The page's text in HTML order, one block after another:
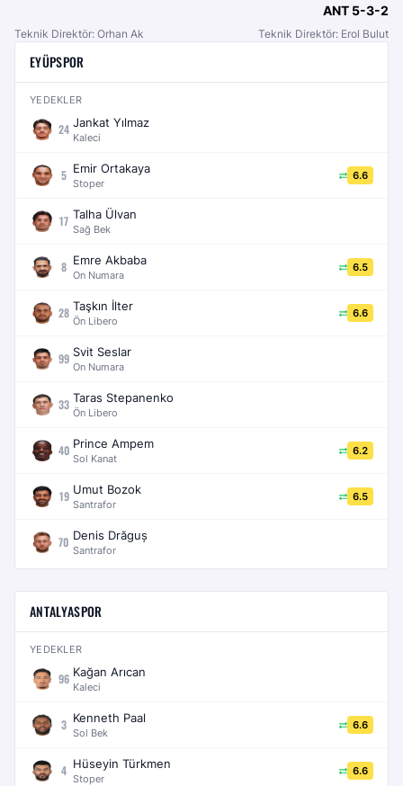
ANT 5-3-2
Teknik Direktör: Orhan Ak Teknik Direktör: Erol Bulut
EYÜPSPOR
YEDEKLER
24 Jankat Yılmaz
Kaleci
5 Emir Ortakaya
Stoper
6.6
17 Talha Ülvan
Sağ Bek
8 Emre Akbaba
On Numara
6.5
28 Taşkın İlter
Ön Libero
6.6
99 Svit Seslar
On Numara
33 Taras Stepanenko
Ön Libero
40 Prince Ampem
Sol Kanat
6.2
19 Umut Bozok
Santrafor
6.5
70 Denis Drăguș
Santrafor
ANTALYASPOR
YEDEKLER
96 Kağan Arıcan
Kaleci
3 Kenneth Paal
Sol Bek
6.6
4 Hüseyin Türkmen
Stoper
6.6